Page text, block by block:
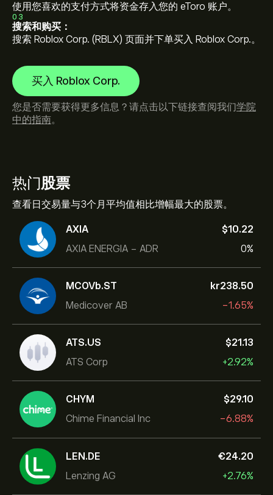
热门股票
查看日交易量与3个月平均值相比增幅最大的股票。
AXIA
AXIA ENERGIA - ADR
‎$‎10.22
0%
MCOVb.ST
Medicover AB
‎kr‎238.50
-1.65%
ATS.US
ATS Corp
‎$‎21.13
+2.92%
CHYM
Chime Financial Inc
‎$‎29.10
-6.88%
LEN.DE
Lenzing AG
‎€‎24.20
+2.76%
使用您喜欢的支付方式将资金存入您的 eToro 账户。
03
搜索和购买：
搜索 Roblox Corp. (RBLX) 页面并下单买入 Roblox Corp.。
买入 Roblox Corp.
您是否需要获得更多信息？请点击以下链接查阅我们学院
中的指南。